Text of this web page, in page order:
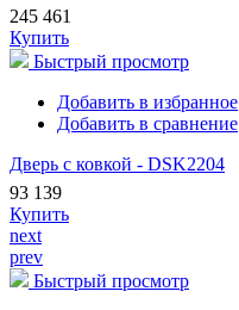
245 461
Купить
Быстрый просмотр
Добавить в избранное
Добавить в сравнение
Дверь с ковкой - DSK2204
93 139
Купить
next
prev
Быстрый просмотр